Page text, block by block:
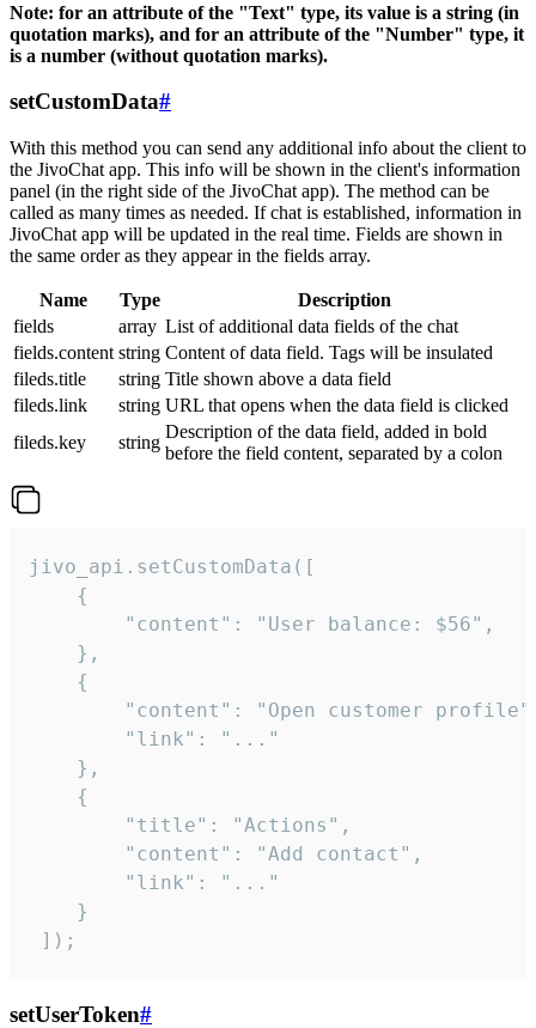
Note: for an attribute of the "Text" type, its value is a string (in
quotation marks), and for an attribute of the "Number" type, it
is a number (without quotation marks).
setCustomData#
With this method you can send any additional info about the client to
the JivoChat app. This info will be shown in the client's information
panel (in the right side of the JivoChat app). The method can be
called as many times as needed. If chat is established, information in
JivoChat app will be updated in the real time. Fields are shown in
the same order as they appear in the fields array.
Name Type
Description
fields
array List of additional data fields of the chat
fields.content string Content of data field. Tags will be insulated
fileds.title
string Title shown above a data field
fileds.link
string URL that opens when the data field is clicked
fileds.key
string
Description of the data field, added in bold
before the field content, separated by a colon
jivo_api.setCustomData([
    {
        "content": "User balance: $56",
    },
    {
"content": "Open customer
        "link": "..."
    },
    {
        "title": "Actions",
        "content": "Add contact",
        "link": "..."
    }
]);
setUserToken#